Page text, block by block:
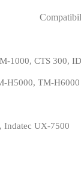
1000, CTS 300,
H5000, TM-H6000
Indatec UX-7500